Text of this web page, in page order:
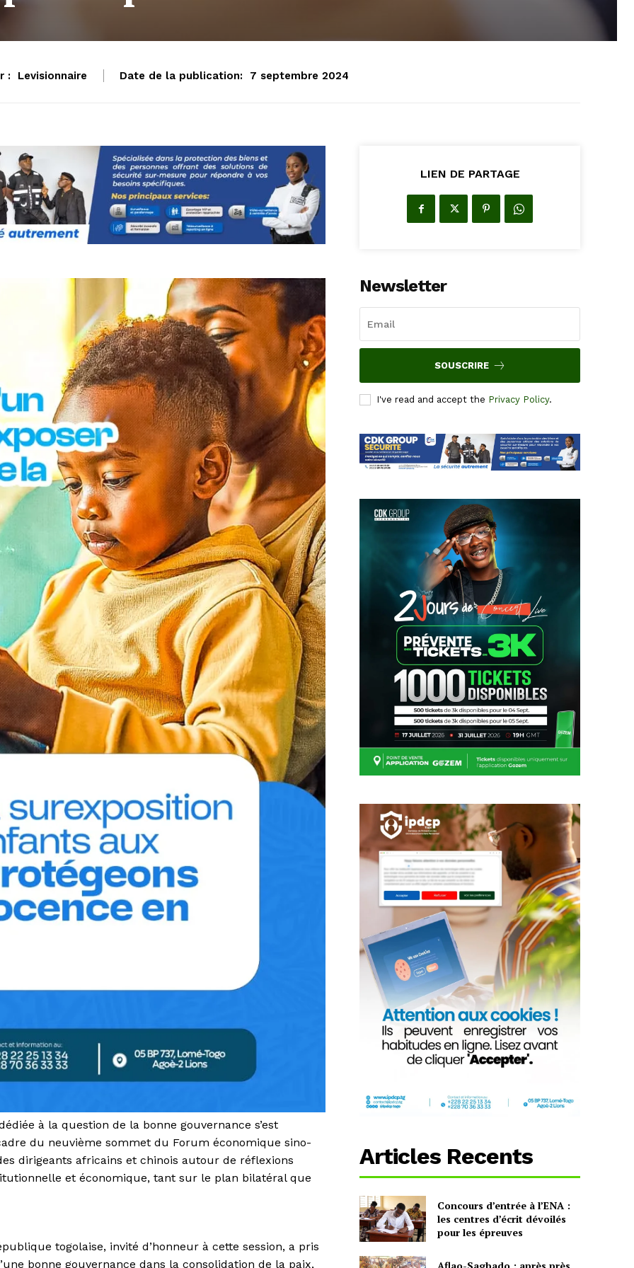
: Levisionnaire Date de la publication: 7 septembre 2024
à la question de la bonne gouvernance s’est
du neuvième sommet du Forum économique sino-
dirigeants africains et chinois autour de réflexions
et économique, tant sur le plan bilatéral que
togolaise, invité d’honneur à cette session, a pris
bonne gouvernance dans la consolidation de la paix,
LIEN DE PARTAGE
Newsletter
SOUSCRIRE
I've read and accept the Privacy Policy.
Articles Recents
Concours d’entrée à l’ENA :
les centres d’écrit dévoilés
pour les épreuves